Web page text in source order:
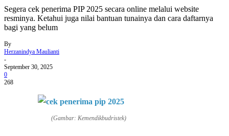
Segera cek penerima PIP 2025 secara online melalui website
resminya. Ketahui juga nilai bantuan tunainya dan cara daftarnya
bagi yang belum
By
Herzanindya Maulianti
-
September 30, 2025
0
268
(Gambar: Kemendikbudristek)